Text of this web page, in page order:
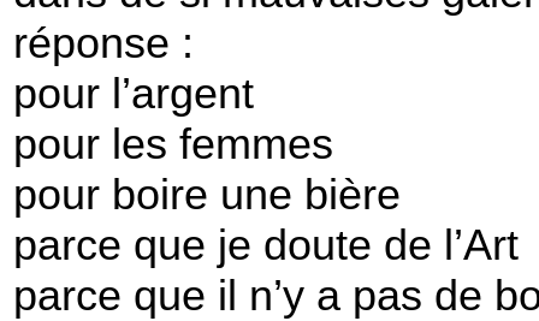
réponse :
pour l’argent
pour les femmes
pour boire une bière
parce que je doute de l’Art
parce que il n’y a pas de